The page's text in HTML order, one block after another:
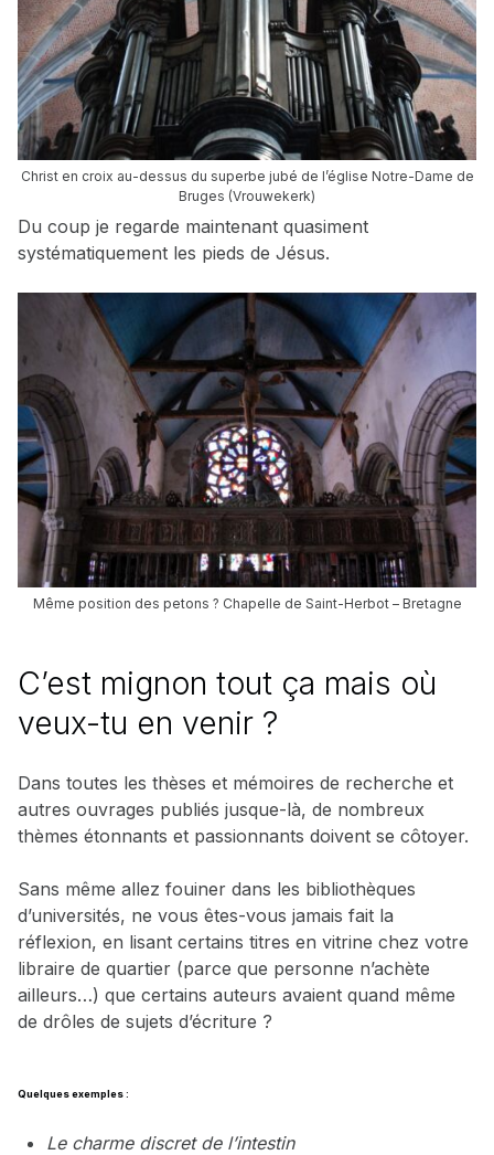
Christ en croix au-dessus du superbe jubé de l’église Notre-Dame de
Bruges (Vrouwekerk)
Du coup je regarde maintenant quasiment
systématiquement les pieds de Jésus.
Même position des petons ? Chapelle de Saint-Herbot – Bretagne
C’est mignon tout ça mais où
veux-tu en venir ?
Dans toutes les thèses et mémoires de recherche et
autres ouvrages publiés jusque-là, de nombreux
thèmes étonnants et passionnants doivent se côtoyer.
Sans même allez fouiner dans les bibliothèques
d’universités, ne vous êtes-vous jamais fait la
réflexion, en lisant certains titres en vitrine chez votre
libraire de quartier (parce que personne n’achète
ailleurs…) que certains auteurs avaient quand même
de drôles de sujets d’écriture ?
Quelques exemples :
Le charme discret de l’intestin